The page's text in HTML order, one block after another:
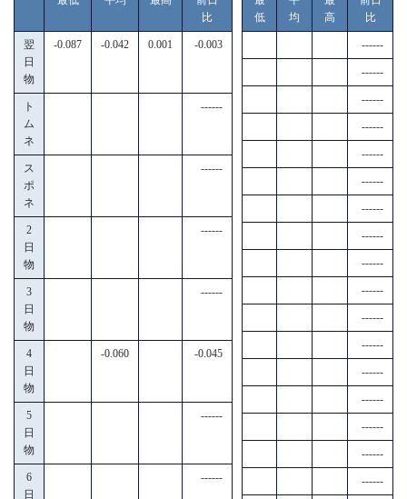
比
翌
日
物
-0.087 -0.042 0.001 -0.003
ト
ム
ネ
------
ス
ポ
ネ
------
2
日
物
------
3
日
物
------
4
日
物
-0.060 -0.045
5
日
物
------
6
日
------
低
均
高
比
------
------
------
------
------
------
------
------
------
------
------
------
------
------
------
------
------